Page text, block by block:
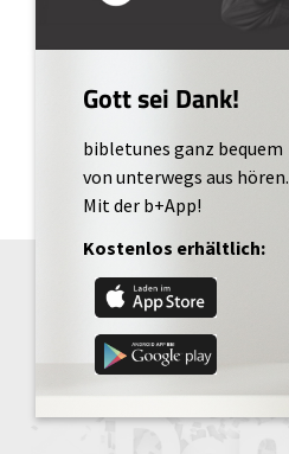
Gott sei Dank!
bibletunes ganz bequem
von unterwegs aus hören.
Mit der b+App!
Kostenlos erhältlich: